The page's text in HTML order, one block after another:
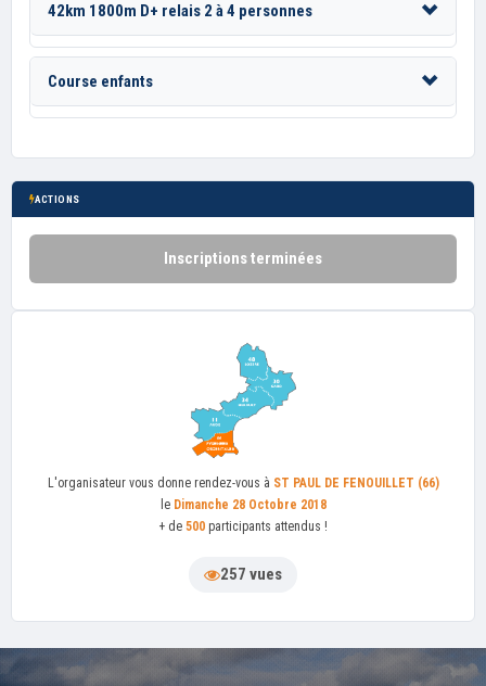
42km 1800m D+ relais 2 à 4 personnes
Course enfants
ACTIONS
Inscriptions terminées
L'organisateur vous donne rendez-vous à ST PAUL DE FENOUILLET (66)
le Dimanche 28 Octobre 2018
+ de 500 participants attendus !
257 vues